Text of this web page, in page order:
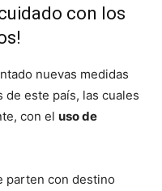
con los
nuevas medidas
este país, las cuales
con el uso de
parten con destino